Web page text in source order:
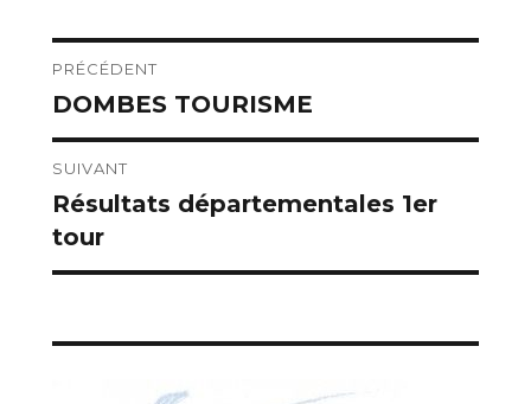
Navigation
de
l’article
PRÉCÉDENT
Publication
précédente :
DOMBES TOURISME
SUIVANT
Publication
suivante :
Résultats départementales 1er
tour